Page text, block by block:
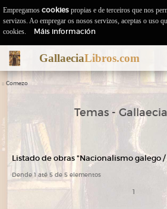
GallaeciaLibros.com
:: Comezo
Temas -
Listado de obras "Nacionalismo galego
Dende 1 até 5 de 5 elementos
1
Empregamos cookies propias e de terceiros que nos
servizos. Ao empregar os nosos servizos, aceptas o uso
cookies.
Máis información